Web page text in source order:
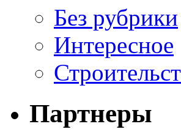
Без рубрики
Интересное
Партнеры